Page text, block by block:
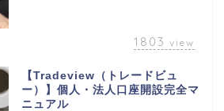
1803 view
【Tradeview（トレードビュ
ー）】個人・法人口座開設完全マ
ニュアル